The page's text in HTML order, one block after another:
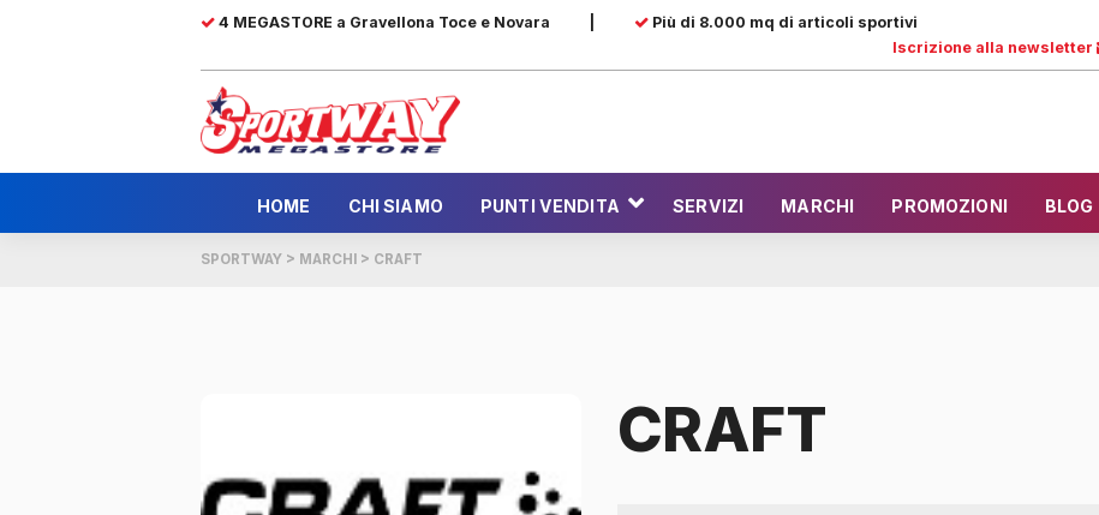
4 MEGASTORE a Gravellona Toce e Novara
Più di 8.000 mq di articoli sportivi
Iscrizione alla newsletter
HOME CHI SIAMO PUNTI VENDITA SERVIZI MARCHI PROMOZIONI BLOG
SPORTWAY > MARCHI > CRAFT
CRAFT